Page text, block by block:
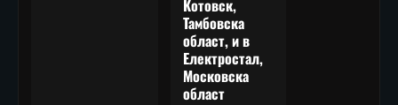
Котовск,
Тамбовска
област, и в
Електростал,
Московска
област